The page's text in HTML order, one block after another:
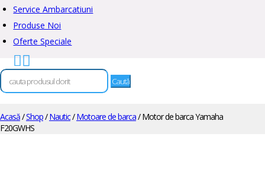
Service Ambarcatiuni
Produse Noi
Oferte Speciale
 
Caută
după:
Acasă/Shop/Nautic/Motoare de barca/ Motor de barca Yamaha
F20GWHS